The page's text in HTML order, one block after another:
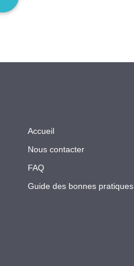
Accueil
Nous contacter
FAQ
Guide des bonnes pratiques